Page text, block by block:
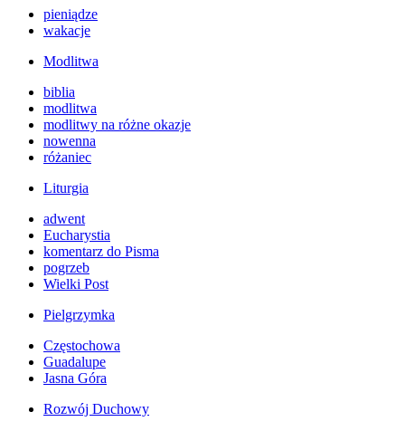
pieniądze
wakacje
Modlitwa
biblia
modlitwa
modlitwy na różne okazje
nowenna
różaniec
Liturgia
adwent
Eucharystia
komentarz do Pisma
pogrzeb
Wielki Post
Pielgrzymka
Częstochowa
Guadalupe
Jasna Góra
Rozwój Duchowy